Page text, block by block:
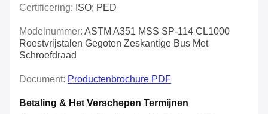
Certificering: ISO; PED
Modelnummer: ASTM A351 MSS SP-114 CL1000
Roestvrijstalen Gegoten Zeskantige Bus Met
Schroefdraad
Document: Productenbrochure PDF
Betaling & Het Verschepen Termijnen